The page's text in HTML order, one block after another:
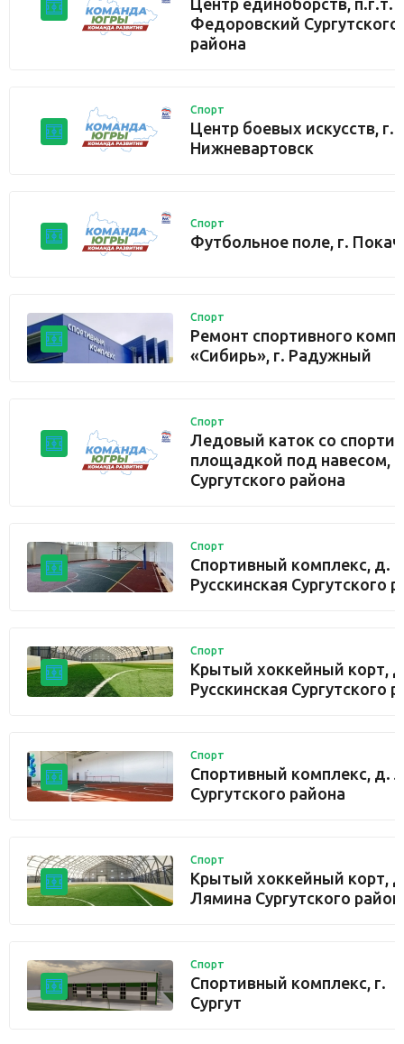
Центр единоборств, п.г.т.
Федоровский Сургутского
района
Спорт
Центр боевых искусств, г.
Нижневартовск
Спорт
Футбольное поле, г.
Спорт
Ремонт спортивного
«Сибирь», г. Радужный
Спорт
Ледовый каток со
площадкой под навесом,
Сургутского района
Спорт
Спортивный комплекс, д.
Русскинская Сургутского
Спорт
Крытый хоккейный корт,
Русскинская Сургутского
Спорт
Спортивный комплекс, д.
Сургутского района
Спорт
Крытый хоккейный корт,
Лямина Сургутского
Спорт
Спортивный комплекс, г.
Сургут